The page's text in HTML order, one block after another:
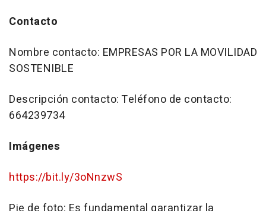
Contacto
Nombre contacto: EMPRESAS POR LA MOVILIDAD
SOSTENIBLE
Descripción contacto: Teléfono de contacto:
664239734
Imágenes
https://bit.ly/3oNnzwS